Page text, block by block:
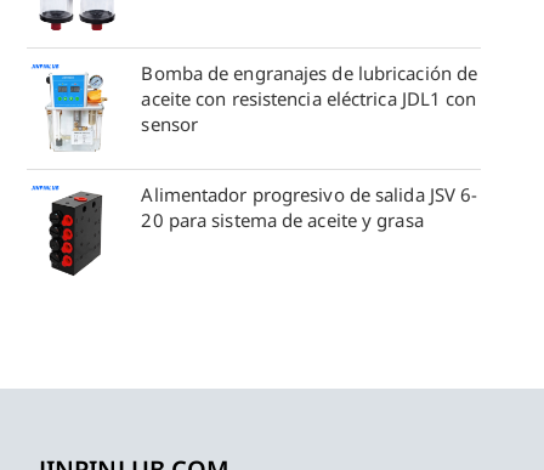
Bomba de engranajes de lubricación de
aceite con resistencia eléctrica JDL1 con
sensor
Alimentador progresivo de salida JSV 6-
20 para sistema de aceite y grasa